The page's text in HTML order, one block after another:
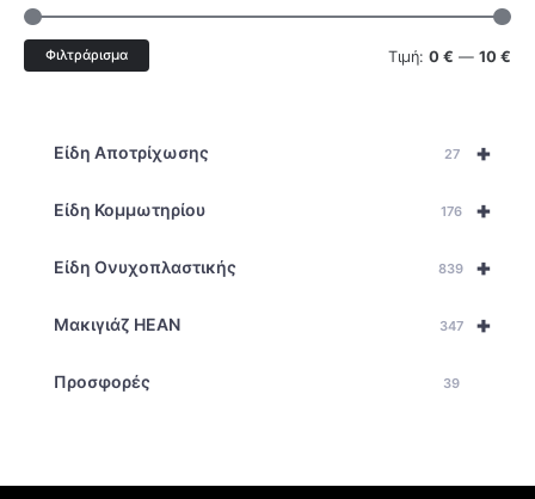
Φιλτράρισμα Τιμή: 0 € — 10 €
+
Είδη Αποτρίχωσης 27
+
Είδη Κομμωτηρίου 176
+
Είδη Ονυχοπλαστικής 839
+
Μακιγιάζ HEAN 347
Προσφορές 39